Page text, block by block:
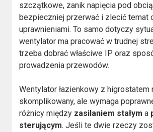
szczątkowe, zanik napięcia pod
bezpieczniej przerwać i zlecić temat
uprawnieniami. To samo dotyczy
wentylator ma pracować w trudnej
trzeba dobrać właściwe IP oraz
prowadzenia przewodów.
Wentylator łazienkowy z higrostatem
skomplikowany, ale wymaga
różnicy między zasilaniem stałym a
sterującym. Jeśli te dwie rzeczy